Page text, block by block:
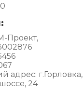
Проект,
адрес: г.Горловка,
24